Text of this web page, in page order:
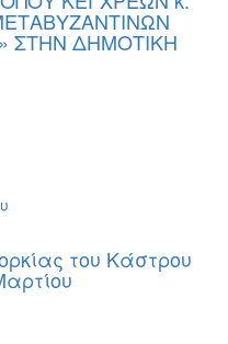
ΣΤΗΝ ΔΗΜΟΤΙΚΗ
του Κάστρου